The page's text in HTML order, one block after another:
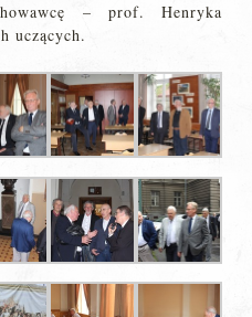
– prof. Henryka
uczących.